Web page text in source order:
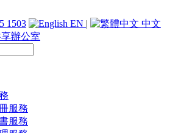
1503 EN | 中文
服務
服務